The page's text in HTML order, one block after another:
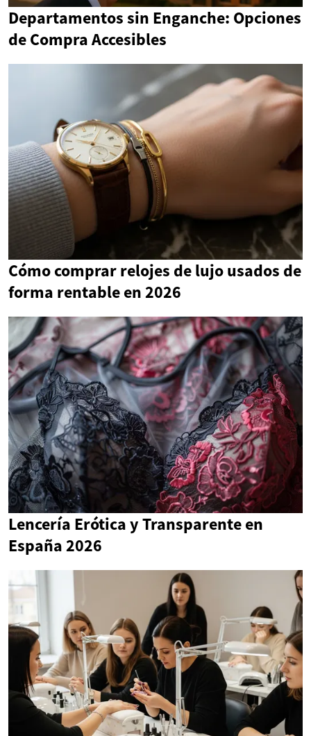
Departamentos sin Enganche: Opciones
de Compra Accesibles
Cómo comprar relojes de lujo usados de
forma rentable en 2026
Lencería Erótica y Transparente en
España 2026